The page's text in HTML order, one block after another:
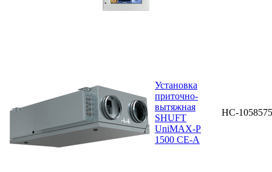
Установка
приточно-
вытяжная
SHUFT
UniMAX-P
1500 CE-A
НС-1058575